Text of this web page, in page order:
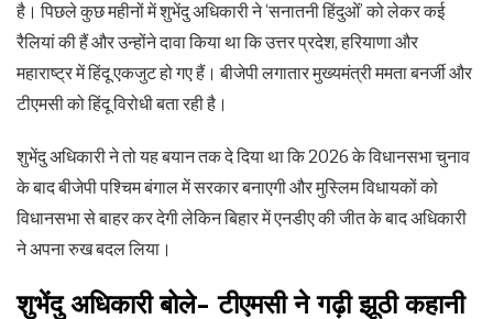
है। पिछले कुछ महीनों में शुभेंदु अधिकारी ने ‘सनातनी हिंदुओं’ को लेकर कई
रैलियां की हैं और उन्होंने दावा किया था कि उत्तर प्रदेश, हरियाणा और
महाराष्ट्र में हिंदू एकजुट हो गए हैं। बीजेपी लगातार मुख्यमंत्री ममता बनर्जी और
टीएमसी को हिंदू विरोधी बता रही है।
शुभेंदु अधिकारी ने तो यह बयान तक दे दिया था कि 2026 के विधानसभा चुनाव
के बाद बीजेपी पश्चिम बंगाल में सरकार बनाएगी और मुस्लिम विधायकों को
विधानसभा से बाहर कर देगी लेकिन बिहार में एनडीए की जीत के बाद अधिकारी
ने अपना रुख बदल लिया।
शुभेंदु अधिकारी बोले- टीएमसी ने गढ़ी झूठी कहानी